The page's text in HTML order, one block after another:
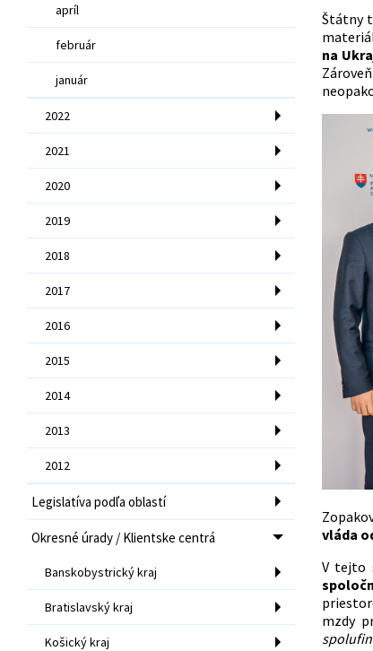
apríl
február
január
2022
2021
2020
2019
2018
2017
2016
2015
2014
2013
2012
Legislatíva podľa oblastí
Okresné úrady / Klientske centrá
Banskobystrický kraj
Bratislavský kraj
Košický kraj
Štátny
na
vláda
V tejto
mzdy